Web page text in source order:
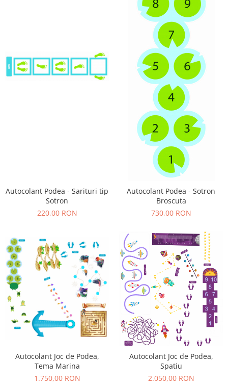
Autocolant Podea - Sarituri tip
Sotron
220,00 RON
Autocolant Podea - Sotron
Broscuta
730,00 RON
Autocolant Joc de Podea,
Tema Marina
1.750,00 RON
Autocolant Joc de Podea,
Spatiu
2.050,00 RON